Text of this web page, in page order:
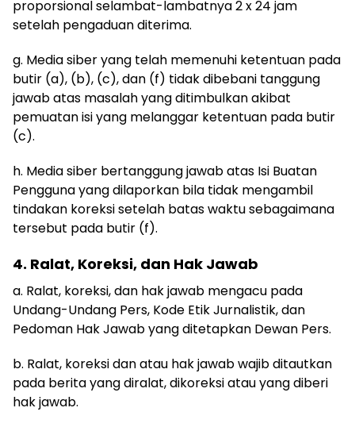
proporsional selambat-lambatnya 2 x 24 jam
setelah pengaduan diterima.
g. Media siber yang telah memenuhi ketentuan pada
butir (a), (b), (c), dan (f) tidak dibebani tanggung
jawab atas masalah yang ditimbulkan akibat
pemuatan isi yang melanggar ketentuan pada butir
(c).
h. Media siber bertanggung jawab atas Isi Buatan
Pengguna yang dilaporkan bila tidak mengambil
tindakan koreksi setelah batas waktu sebagaimana
tersebut pada butir (f).
4. Ralat, Koreksi, dan Hak Jawab
a. Ralat, koreksi, dan hak jawab mengacu pada
Undang-Undang Pers, Kode Etik Jurnalistik, dan
Pedoman Hak Jawab yang ditetapkan Dewan Pers.
b. Ralat, koreksi dan atau hak jawab wajib ditautkan
pada berita yang diralat, dikoreksi atau yang diberi
hak jawab.